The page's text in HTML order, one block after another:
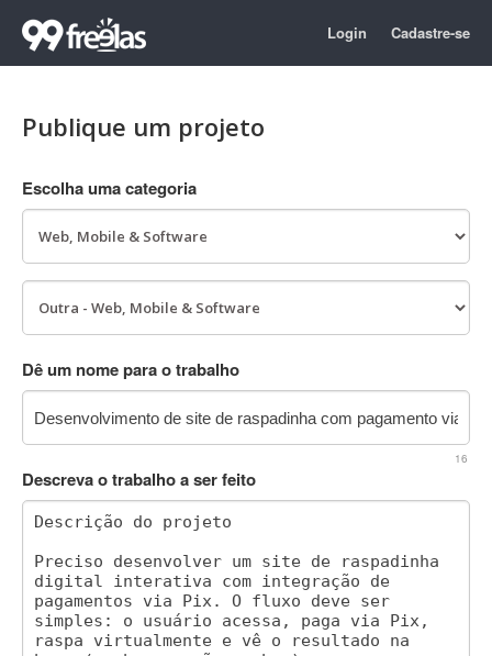
Login Cadastre-se
Publique um projeto
Escolha uma categoria
Dê um nome para o trabalho
16
Descreva o trabalho a ser feito